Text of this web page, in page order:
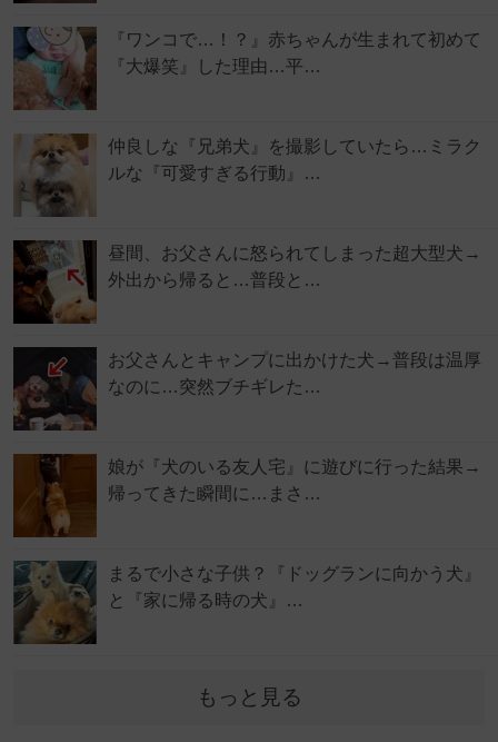
『ワンコで…！？』赤ちゃんが生まれて初めて
『大爆笑』した理由…平…
仲良しな『兄弟犬』を撮影していたら…ミラク
ルな『可愛すぎる行動』…
昼間、お父さんに怒られてしまった超大型犬→
外出から帰ると…普段と…
お父さんとキャンプに出かけた犬→普段は温厚
なのに…突然ブチギレた…
娘が『犬のいる友人宅』に遊びに行った結果→
帰ってきた瞬間に…まさ…
まるで小さな子供？『ドッグランに向かう犬』
と『家に帰る時の犬』…
もっと見る